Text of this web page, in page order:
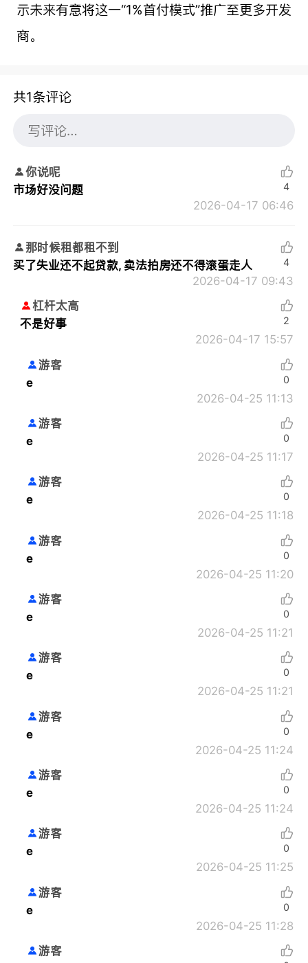
示未来有意将这一“1%首付模式”推广至更多开发
商。
共1条评论
你说呢
市场好没问题
2026-04-17 06:46
4
那时候租都租不到
买了失业还不起贷款, 卖法拍房还不得滚蛋走人
2026-04-17 09:43
4
杠杆太高
不是好事
2026-04-17 15:57
2
游客
e
2026-04-25 11:13
0
游客
e
2026-04-25 11:17
0
游客
e
2026-04-25 11:18
0
游客
e
2026-04-25 11:20
0
游客
e
2026-04-25 11:21
0
游客
e
2026-04-25 11:21
0
游客
e
2026-04-25 11:24
0
游客
e
2026-04-25 11:24
0
游客
e
2026-04-25 11:25
0
游客
e
2026-04-25 11:28
0
游客